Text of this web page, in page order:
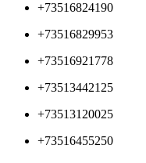
+73516824190
+73516829953
+73516921778
+73513442125
+73513120025
+73516455250